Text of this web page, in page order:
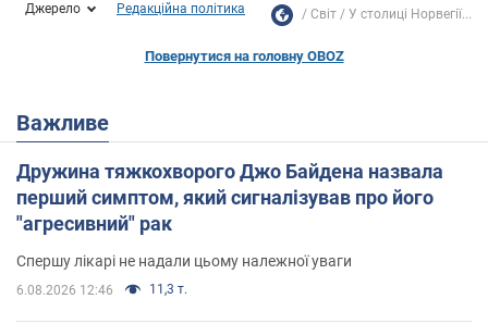
Джерело Редакційна політика Світ У столиці Норвегії...
Повернутися на головну OBOZ
Важливе
Дружина тяжкохворого Джо Байдена назвала
перший симптом, який сигналізував про його
"агресивний" рак
Спершу лікарі не надали цьому належної уваги
6.08.2026 12:46 11,3 т.